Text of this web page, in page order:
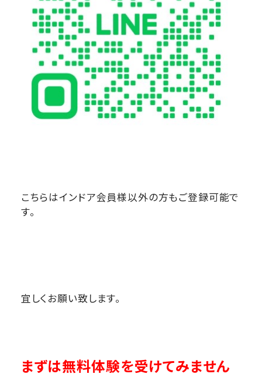
こちらはインドア会員様以外の方もご登録可能で
す。
宜しくお願い致します。
まずは無料体験を受けてみません